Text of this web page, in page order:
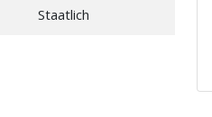
Staatlich